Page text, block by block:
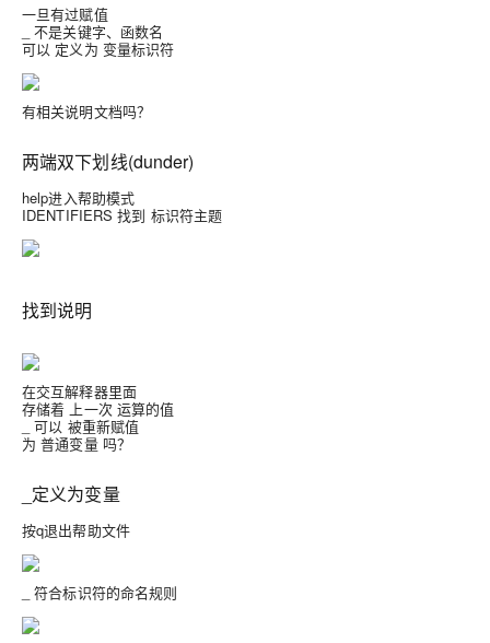
一旦有过赋值
_ 不是关键字、函数名
可以 定义为 变量标识符
有相关说明文档吗？
两端双下划线(dunder)
help进入帮助模式
IDENTIFIERS 找到 标识符主题
找到说明
在交互解释器里面
存储着 上一次 运算的值
_ 可以 被重新赋值
为 普通变量 吗？
_定义为变量
按q退出帮助文件
_ 符合标识符的命名规则